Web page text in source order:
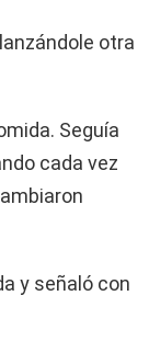
otra
Seguía
cada vez
y señaló con